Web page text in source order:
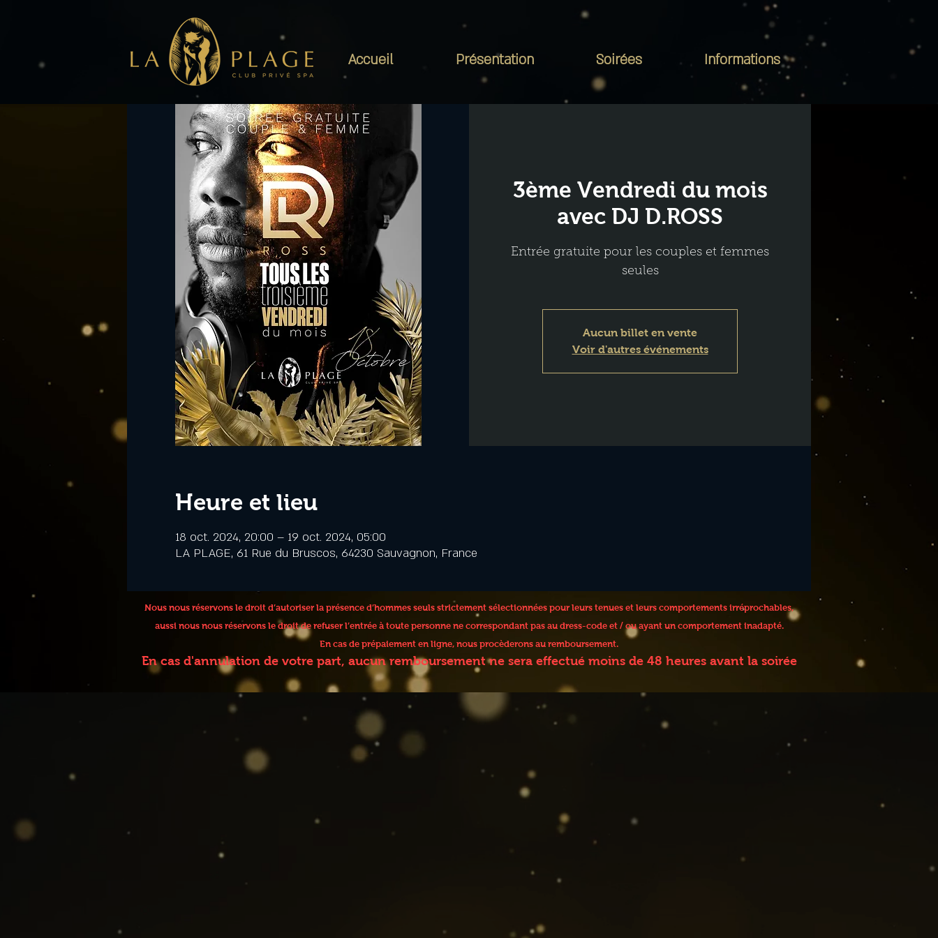
Accueil Présentation Soirées Informations
3ème Vendredi du mois
avec DJ D.ROSS
Entrée gratuite pour les couples et femmes
seules
Aucun billet en vente
Voir d'autres événements
Heure et lieu
18 oct. 2024, 20:00 – 19 oct. 2024, 05:00
LA PLAGE, 61 Rue du Bruscos, 64230 Sauvagnon, France
Nous nous réservons le droit d’autoriser la présence d’hommes seuls strictement sélectionnées pour leurs tenues et leurs comportements irréprochables,
aussi nous nous réservons le droit de refuser l’entrée à toute personne ne correspondant pas au dress-code et / ou ayant un comportement inadapté.
En cas de prépaiement en ligne, nous procèderons au remboursement.
En cas d'annulation de votre part, aucun remboursement ne sera effectué moins de 48 heures avant la soirée